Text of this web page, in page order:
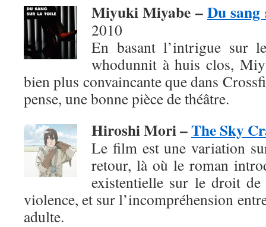
Miyuki Miyabe –Du
2010
En basant l’intrigue sur
whodunnit à huis clos,
bien plus convaincante que dans
pense, une bonne pièce de théâtre.
Hiroshi Mori –The Sky
Le film est une variation
retour, là où le roman
existentielle sur le droit
violence, et sur l’incompréhension
adulte.